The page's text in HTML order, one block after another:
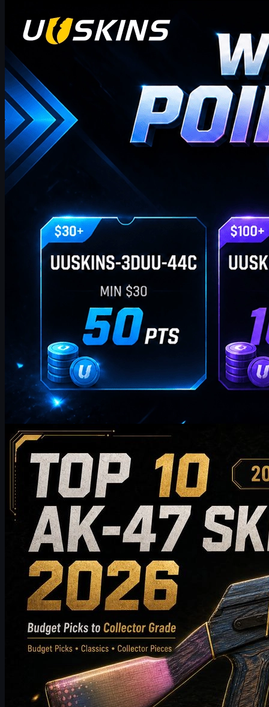
Hallo CS2-handelaars! Welkom bij onze wekelijkse
bonusblog!
hier vindt u de nieuwste en meest uitgebreide UUSKINS
Cadeaupuntcodes voor deze week. We updaten deze pagina
wekelijks om u extra Cadeaupunten te bieden. Zolang uw
bestelling aan het bijbehorende bedrag voldoet, kunt u de
onderstaande codes gebruiken om punten in te wisselen en ze te
ruilen voor uw favoriete CS2-skins in de winkel!
april 20, 2026
William Miller
Counter-Strike 2mei 20, 2026
Top 10 AK-47-skins die het waard zijn om te kopen in
2026: van budgetvriendelijke keuzes tot
aanbevelingen voor verzamelaars
Ontdek de top 10 AK-47-skins die het waard zijn om te kopen in
2026, van betaalbare opties tot hoogwaardige keuzes voor
verzamelaars. Deze gids vergelijkt stijl, prijsklasse, slijtage,
marktwaarde en aankooptips om CS2-spelers te helpen de beste
AK-47-skin voor hun inventaris te kiezen.
mei 20, 2026